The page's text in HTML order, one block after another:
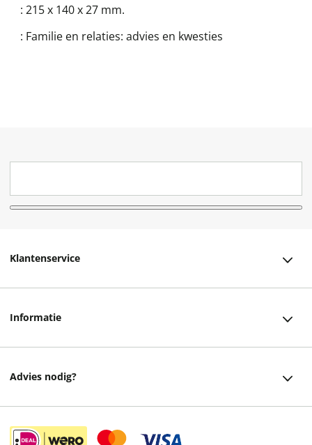
: 215 x 140 x 27 mm.
: Familie en relaties: advies en kwesties
Klantenservice
Retourneren
Informatie
Advies nodig?